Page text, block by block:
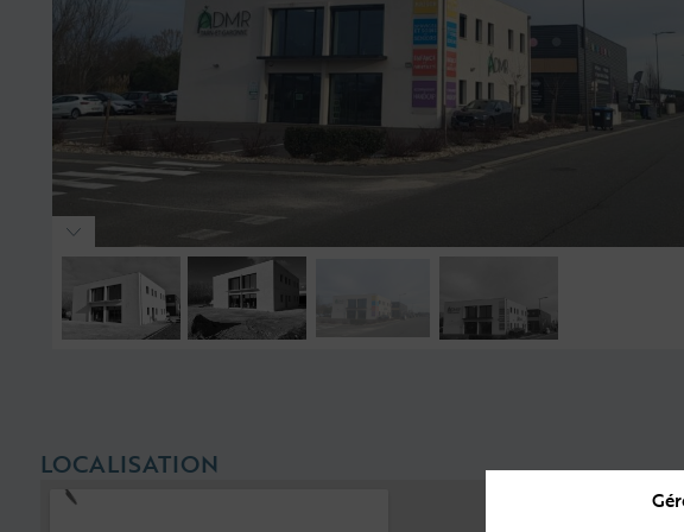
LOCALISATION